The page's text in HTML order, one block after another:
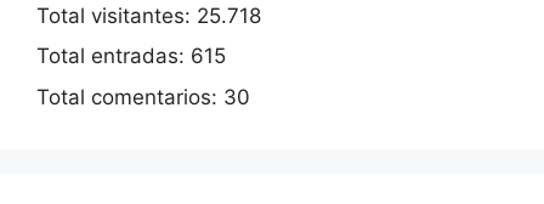
Total visitantes: 25.718
Total entradas: 615
Total comentarios: 30